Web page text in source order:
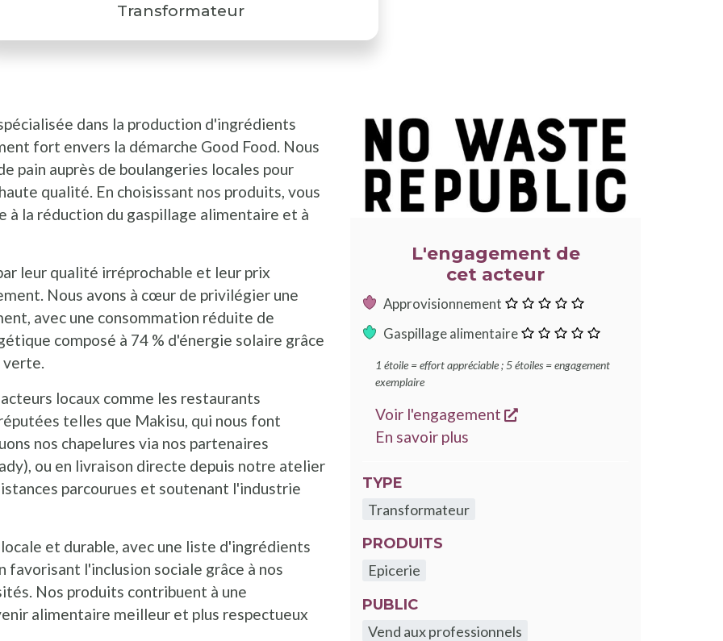
Transformateur
dans la production d'ingrédients
fort envers la démarche Good Food. Nous
pain auprès de boulangeries locales pour
qualité. En choisissant nos produits, vous
à la réduction du gaspillage alimentaire et à
leur qualité irréprochable et leur prix
Nous avons à cœur de privilégier une
avec une consommation réduite de
composé à 74 % d'énergie solaire grâce
verte.
locaux comme les restaurants
nouvelle fenêtretelles que Makisu, qui nous font
nos chapelures via nos partenaires
ou en livraison directe depuis notre atelier
parcourues et soutenant l'industrie
et durable, avec une liste d'ingrédients
favorisant l'inclusion sociale grâce à nos
Nos produits contribuent à une
alimentaire meilleur et plus respectueux
ILLUSTRATION
PRINCIPALE
L'engagement de
cet acteur
Approvisionnement
étoile
Gaspillage alimentaire
étoile
1 étoile = effort appréciable ; 5 étoiles = engagement
exemplaire
Voir l'engagement
s'ouvre dans une nouvelle
En savoir plus
TYPE
Transformateur
PRODUITS
Epicerie
PUBLIC
Vend aux professionnels